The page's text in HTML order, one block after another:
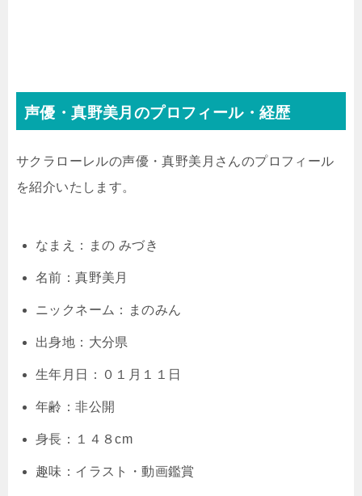
声優・真野美月のプロフィール・経歴
サクラローレルの声優・真野美月さんのプロフィール
を紹介いたします。
なまえ：まの みづき
名前：真野美月
ニックネーム：まのみん
出身地：大分県
生年月日：０１月１１日
年齢：非公開
身長：１４８cm
趣味：イラスト・動画鑑賞